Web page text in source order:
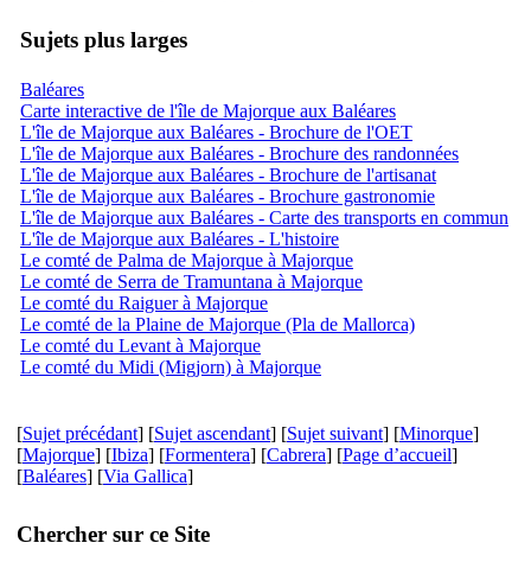
Sujets plus larges
Baléares
Carte interactive de l'île de Majorque aux Baléares
L'île de Majorque aux Baléares - Brochure de l'OET
L'île de Majorque aux Baléares - Brochure des randonnées
L'île de Majorque aux Baléares - Brochure de l'artisanat
L'île de Majorque aux Baléares - Brochure gastronomie
L'île de Majorque aux Baléares - Carte des transports en commun
L'île de Majorque aux Baléares - L'histoire
Le comté de Palma de Majorque à Majorque
Le comté de Serra de Tramuntana à Majorque
Le comté du Raiguer à Majorque
Le comté de la Plaine de Majorque (Pla de Mallorca)
Le comté du Levant à Majorque
Le comté du Midi (Migjorn) à Majorque
[Sujet précédant] [Sujet ascendant] [Sujet suivant] [Minorque]
[Majorque] [Ibiza] [Formentera] [Cabrera] [Page d’accueil]
[Baléares] [Via Gallica]
Chercher sur ce Site